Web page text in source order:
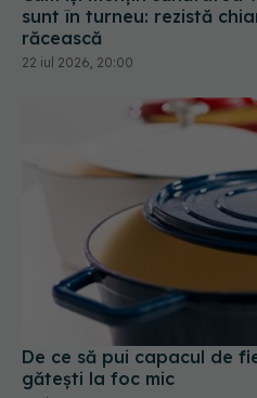
De ce să pui capacul de
gătești la foc mic
28 dec 2025, 17:50